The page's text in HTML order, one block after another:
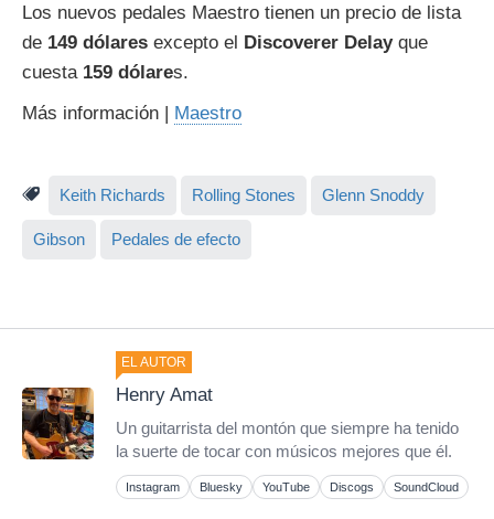
Los nuevos pedales Maestro tienen un precio de lista
de 149 dólares excepto el Discoverer Delayque
cuesta 159 dólares.
Más información | Maestro
Keith Richards Rolling Stones Glenn Snoddy
Gibson Pedales de efecto
EL AUTOR
Henry Amat
Un guitarrista del montón que siempre ha tenido
la suerte de tocar con músicos mejores que él.
Instagram Bluesky YouTube Discogs SoundCloud